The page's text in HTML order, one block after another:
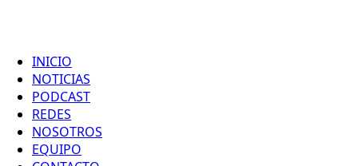
INICIO
NOTICIAS
PODCAST
REDES
NOSOTROS
EQUIPO